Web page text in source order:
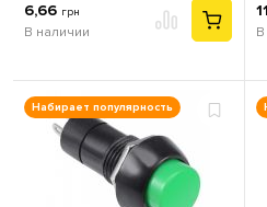
6,66 грн
В наличии В
Набирает популярность